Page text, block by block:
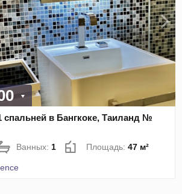
спальней в Бангкоке, Таиланд №
Ванных: 1 Площадь:47 м²